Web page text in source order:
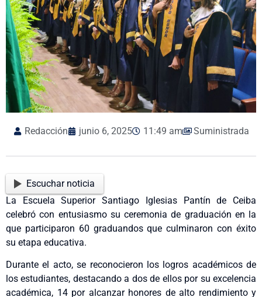
Redacción junio 6, 2025 11:49 am Suministrada
Escuchar noticia
La Escuela Superior Santiago Iglesias Pantín de Ceiba
celebró con entusiasmo su ceremonia de graduación en la
que participaron 60 graduandos que culminaron con éxito
su etapa educativa.
Durante el acto, se reconocieron los logros académicos de
los estudiantes, destacando a dos de ellos por su excelencia
académica, 14 por alcanzar honores de alto rendimiento y